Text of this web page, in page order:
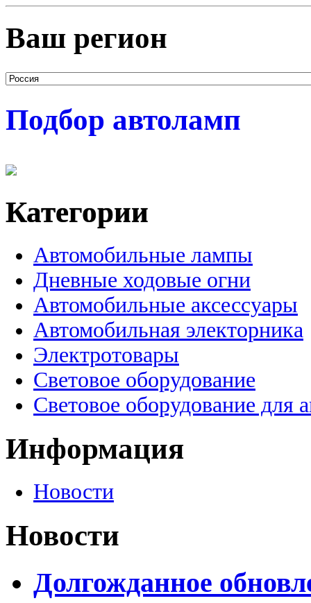
Ваш регион
Подбор автоламп
Категории
Автомобильные лампы
Дневные ходовые огни
Автомобильные аксессуары
Автомобильная электорника
Электротовары
Световое оборудование
Световое оборудование для
Информация
Новости
Новости
Долгожданное